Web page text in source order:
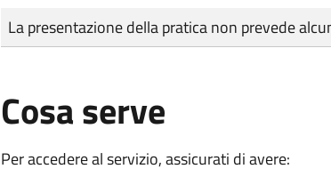
Tipo di pagamento
Importo
La presentazione della pratica non prevede
Cosa serve
Per accedere al servizio, assicurati di avere: